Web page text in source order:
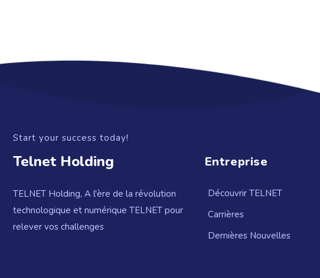
Start your success today!
Telnet Holding
TELNET Holding, A l'ère de la révolution
technologique et numérique TELNET pour
relever vos challenges
Entreprise
Découvrir TELNET
Carrières
Dernières Nouvelles